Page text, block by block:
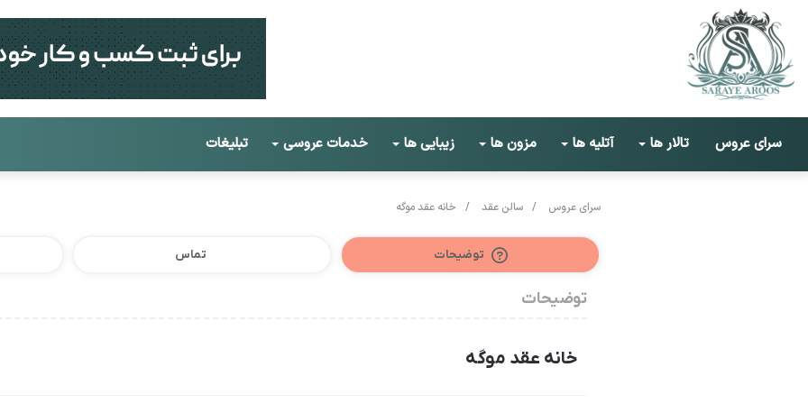
سرای عروس تالار ها آتلیه ها مزون ها زیبایی ها خدمات عروسی تبلیغات
سرای عروس / سالن عقد / خانه عقد موگه
توضیحات تماس
توضیحات
خانه عقد موگه